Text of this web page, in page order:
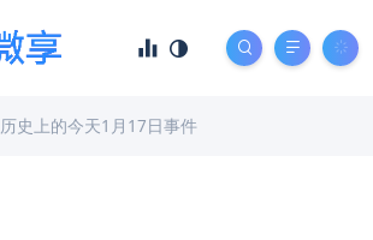
历史上的今天1月17日事件